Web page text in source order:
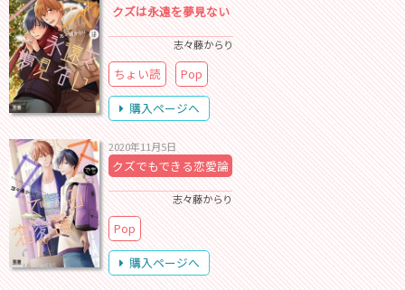
クズは永遠を夢見ない
志々藤からり
ちょい読
Pop
購入ページへ
2020年11月5日
クズでもできる恋愛論
志々藤からり
Pop
購入ページへ